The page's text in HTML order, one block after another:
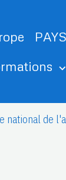
PAYS
national de